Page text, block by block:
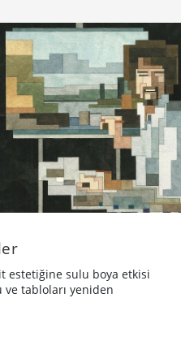
estetiğine sulu boya etkisi
ve tabloları yeniden